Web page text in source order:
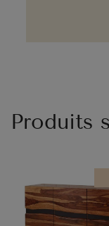
Produits